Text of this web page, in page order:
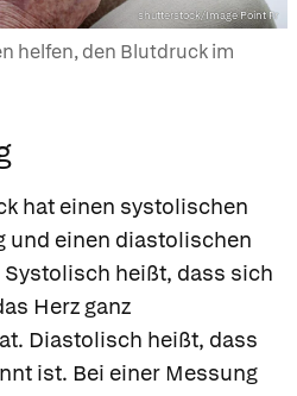
shutterstock/Image Point Fr
helfen, den Blutdruck im
hat einen systolischen
und einen diastolischen
heißt, dass sich
Herz ganz
Diastolisch heißt, dass
ist. Bei einer Messung